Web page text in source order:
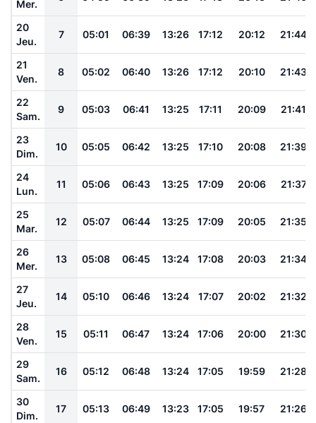
Mer.
20
Jeu.
7 05:01 06:39 13:26 17:12 20:12 21:44
21
Ven.
8 05:02 06:40 13:26 17:12 20:10 21:43
22
Sam.
9 05:03 06:41 13:25 17:11 20:09 21:41
23
Dim.
10 05:05 06:42 13:25 17:10 20:08 21:39
24
Lun.
11 05:06 06:43 13:25 17:09 20:06 21:37
25
Mar.
12 05:07 06:44 13:25 17:09 20:05 21:35
26
Mer.
13 05:08 06:45 13:24 17:08 20:03 21:34
27
Jeu.
14 05:10 06:46 13:24 17:07 20:02 21:32
28
Ven.
15 05:11 06:47 13:24 17:06 20:00 21:30
29
Sam.
16 05:12 06:48 13:24 17:05 19:59 21:28
30
Dim.
17 05:13 06:49 13:23 17:05 19:57 21:26